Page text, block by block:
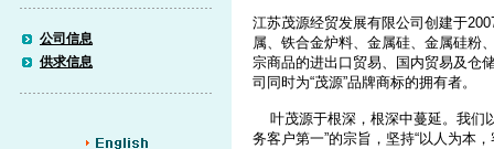
公司信息
供求信息
江苏茂源经贸发展有限公司创建于
属、铁合金炉料、金属硅、金属硅粉
宗商品的进出口贸易、国内贸易及仓
司同时为“茂源”品牌商标的拥有者。
叶茂源于根深，根深中蔓延。我们
务客户第一”的宗旨，坚持“以人为本